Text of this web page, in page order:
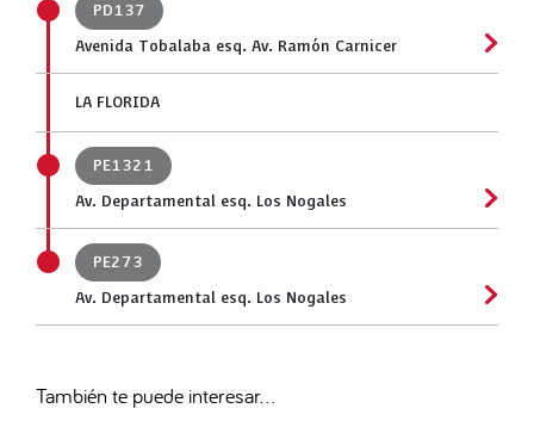
PD137
Avenida Tobalaba esq. Av. Ramón Carnicer
LA FLORIDA
PE1321
Av. Departamental esq. Los Nogales
PE273
Av. Departamental esq. Los Nogales
También te puede interesar...